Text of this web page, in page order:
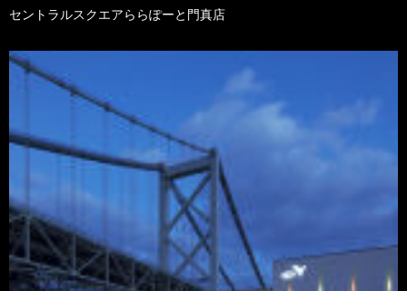
セントラルスクエアららぽーと門真店